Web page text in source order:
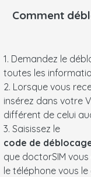
Comment
1. Demandez le
toutes les
2. Lorsque vous
insérez dans votre
différent de celui
3. Saisissez le
code de
que doctorSIM
le téléphone vous